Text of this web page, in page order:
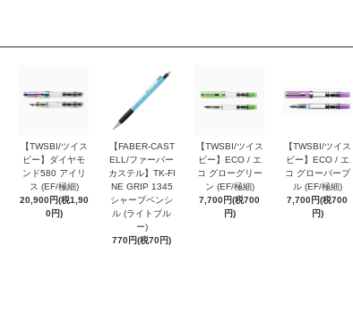
【TWSBI/ツイス
ビー】ダイヤモ
ンド580 アイリ
ス (EF/極細)
20,900円(税1,90
0円)
【FABER-CAST
ELL/ファーバー
カステル】TK-FI
NE GRIP 1345
シャープペンシ
ル (ライトブル
ー)
770円(税70円)
【TWSBI/ツイス
ビー】ECO / エ
コ グローグリー
ン (EF/極細)
7,700円(税700
円)
【TWSBI/ツイス
ビー】ECO / エ
コ グローパープ
ル (EF/極細)
7,700円(税700
円)